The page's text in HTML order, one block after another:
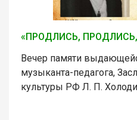
«ПРОДЛИСЬ,
Вечер памяти
музыканта-педагога,
культуры РФ Л. П.